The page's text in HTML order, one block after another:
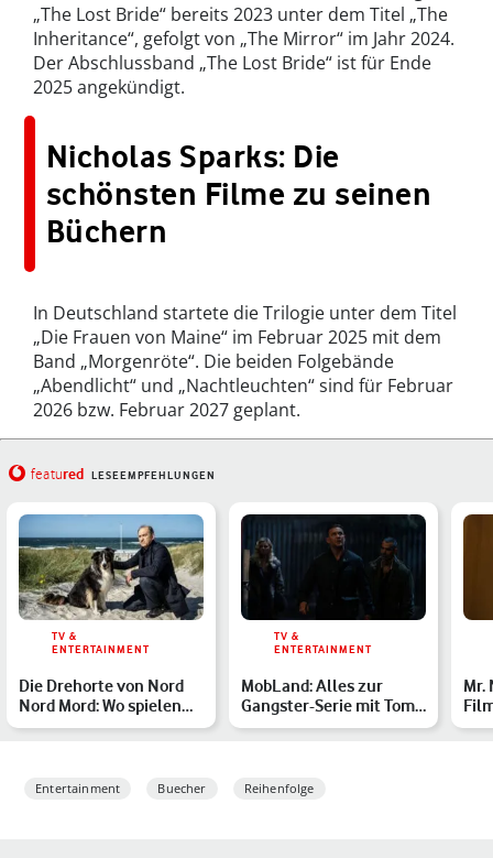
„The Lost Bride“ bereits 2023 unter dem Titel „The
Inheritance“, gefolgt von „The Mirror“ im Jahr 2024.
Der Abschlussband „The Lost Bride“ ist für Ende
2025 angekündigt.
Nicholas Sparks: Die
schönsten Filme zu seinen
Büchern
In Deutschland startete die Trilogie unter dem Titel
„Die Frauen von Maine“ im Februar 2025 mit dem
Band „Morgenröte“. Die beiden Folgebände
„Abendlicht“ und „Nachtleuchten“ sind für Februar
2026 bzw. Februar 2027 geplant.
featured LESEEMPFEHLUNGEN
TV &
ENTERTAINMENT
Die Drehorte von Nord
Nord Mord: Wo spielen
die ZDF-Krimis?
TV &
ENTERTAINMENT
MobLand: Alles zur
Gangster-Serie mit Tom
Hardy auf Paramount+
Mr.
Entertainment Buecher Reihenfolge